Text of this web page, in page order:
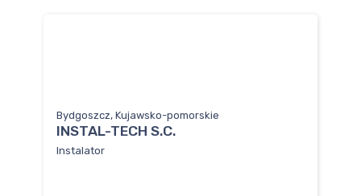
Bydgoszcz, Kujawsko-pomorskie
INSTAL-TECH S.C.
Instalator